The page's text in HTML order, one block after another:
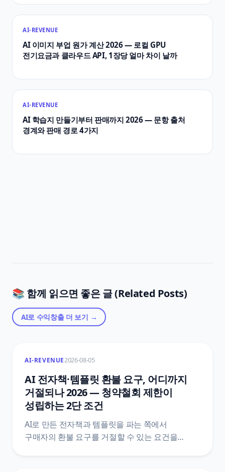
AI-REVENUE
AI 이미지 부업 원가 계산 2026 — 로컬 GPU
전기요금과 클라우드 API, 1장당 얼마 차이 날까
AI-REVENUE
AI 학습지 만들기부터 판매까지 2026 — 문항 출처
경계와 판매 경로 4가지
📚 함께 읽으면 좋은 글 (Related Posts)
AI로 수익창출더 보기 →
AI-REVENUE2026-08-05
AI 전자책·템플릿 환불 요구, 어디까지
거절되나 2026 — 청약철회 제한이
성립하는 2단 조건
AI로 만든 전자책과 템플릿을 파는 쪽에서
구매자의 환불 요구를 거절할 수 있는 요건을